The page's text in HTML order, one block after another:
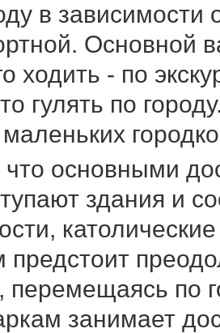
в зависимости
Основной
ходить - по
гулять по
основными
здания и
предстоит
перемещаясь по
занимает